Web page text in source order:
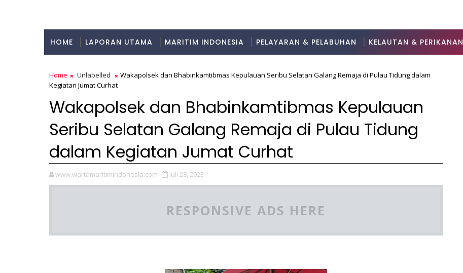
HOME LAPORAN UTAMA MARITIM INDONESIA PELAYARAN & PELABUHAN KELAUTAN & PERIKANAN
Home Unlabelled
Wakapolsek dan Bhabinkamtibmas Kepulauan Seribu Selatan Galang Remaja di Pulau Tidung dalam
Kegiatan Jumat Curhat
Wakapolsek dan Bhabinkamtibmas Kepulauan
Seribu Selatan Galang Remaja di Pulau Tidung
dalam Kegiatan Jumat Curhat
www.wartamaritimindonesia.com Juli 28, 2023
RESPONSIVE ADS HERE